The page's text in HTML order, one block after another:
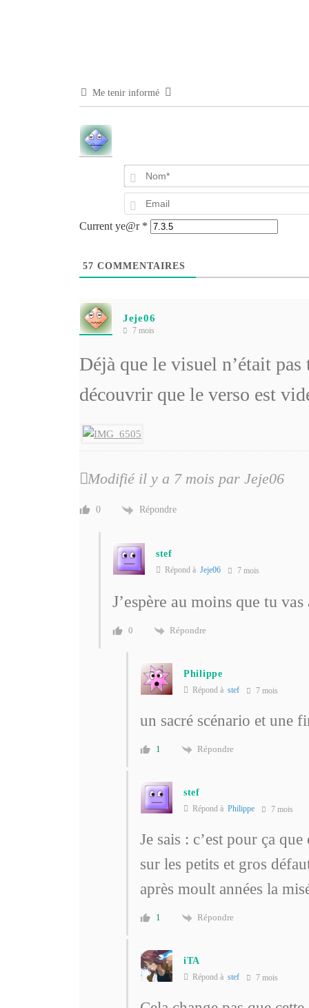
Me tenir informé
Current ye@r *
57 COMMENTAIRES
Jeje06
7 mois
Déjà que le visuel n’était
découvrir que le verso est
Modifié il y a 7 mois par Jeje06
0 Répondre
stef
Répond à Jeje06 7 mois
J’espère au moins que tu
0 Répondre
Philippe
Répond à stef 7 mois
un sacré scénario et une
1 Répondre
stef
Répond à Philippe 7 mois
Je sais : c’est pour ça
sur les petits et gros
après moult années la
1 Répondre
iTA
Répond à stef 7 mois